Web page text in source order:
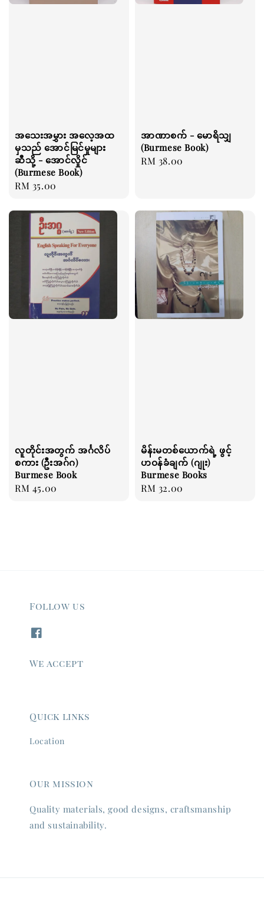
အသေးအမွှား အလေ့အထ
မှသည် အောင်မြင်မှုများ
ဆီသို့ - အောင်လှိုင်
(Burmese Book)
Regular
RM 35.00
အာဏာစက် - မောရိသျှ
(Burmese Book)
Regular
RM 38.00
လူတိုင်းအတွက် အင်္ဂလိပ်
စကား (ဦးအဂ်ဂ)
Burmese Book
Regular
RM 45.00
မိန်းမတစ်ယောက်ရဲ့ ဖွင့်
ဟဝန်ခံချက် (ဂျုး)
Burmese Books
Regular
RM 32.00
Follow us
We accept
Quick links
Location
Our mission
Quality materials, good designs, craftsmanship
and sustainability.